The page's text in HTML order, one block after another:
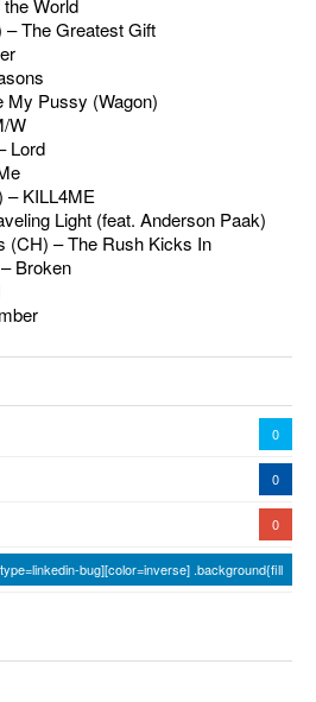
World
The Greatest Gift
My Pussy (Wagon)
W
Lord
– KILL4ME
Light (feat. Anderson Paak)
(CH) – The Rush Kicks In
Broken
0
0
0
bug][color=inverse] .background{fill